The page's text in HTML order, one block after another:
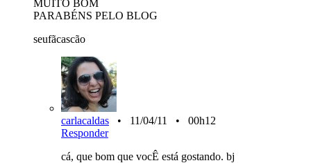
MUITO BOM
PARABÉNS PELO BLOG
seufãcascão
carlacaldas • 11/04/11 • 00h12
Responder
cá, que bom que vocÊ está gostando. bj